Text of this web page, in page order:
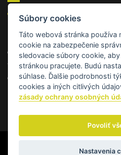
Certifikát ISO 9001:2015
Poistenie zodpovednosti zasielateľa za
Osvedčenie (koncesia)
Výpis z OR
Osvedčenie členstva v ZLZ SR
GDPR/
Súbory cookies
Táto webová stránka používa
cookie na zabezpečenie
sledovacie súbory cookie,
stránkou pracujete. Budú
súhlase. Ďalšie podrobnosti
cookies a iných citlivých
zásady ochrany osobných
Povoliť
Nastavenia